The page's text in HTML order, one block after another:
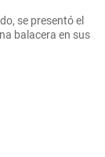
se presentó el
balacera en sus